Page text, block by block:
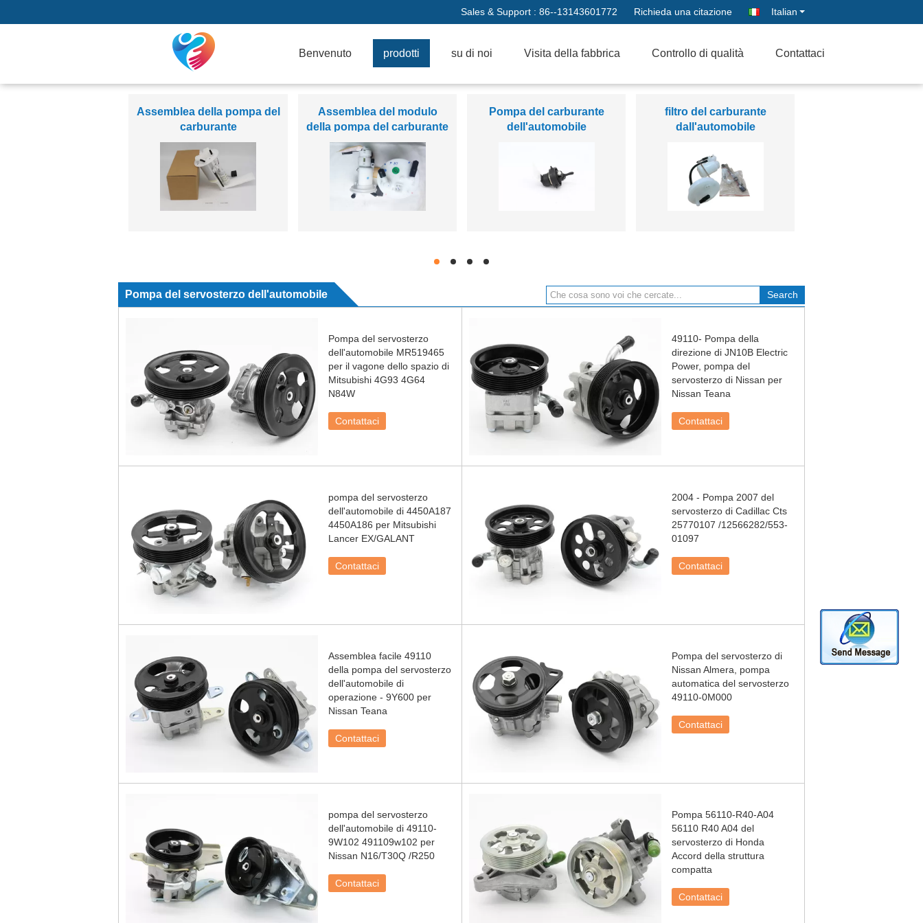
Sales & Support : 86--13143601772 Richieda una citazione Italian
Benvenuto prodotti su di noi Visita della fabbrica Controllo di qualità Contattaci
Pompa del servosterzo
dell'automobile
Bobina di accesione
dell'automobile
trasmissione del
servosterzo
iniettore di combustibile
dell'automobile
hd hd hd hd
Pompa del servosterzo dell'automobile
Pompa del servosterzo
dell'automobile MR519465
per il vagone dello spazio di
Mitsubishi 4G93 4G64
N84W
Contattaci
49110- Pompa della
direzione di JN10B Electric
Power, pompa del
servosterzo di Nissan per
Nissan Teana
Contattaci
pompa del servosterzo
dell'automobile di 4450A187
4450A186 per Mitsubishi
Lancer EX/GALANT
Contattaci
2004 - Pompa 2007 del
servosterzo di Cadillac Cts
25770107 /12566282/553-
01097
Contattaci
Assemblea facile 49110
della pompa del servosterzo
dell'automobile di
operazione - 9Y600 per
Nissan Teana
Contattaci
Pompa del servosterzo di
Nissan Almera, pompa
automatica del servosterzo
49110-0M000
Contattaci
pompa del servosterzo
dell'automobile di 49110-
9W102 491109w102 per
Nissan N16/T30Q /R250
Contattaci
Pompa 56110-R40-A04
56110 R40 A04 del
servosterzo di Honda
Accord della struttura
compatta
Contattaci